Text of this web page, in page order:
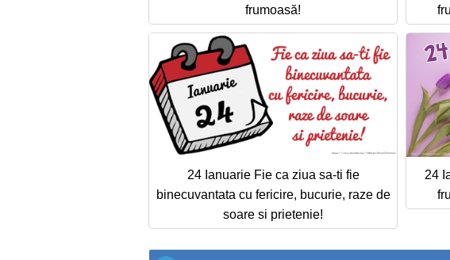
frumoasă!
24 Ianuarie Fie ca ziua sa-ti fie
binecuvantata cu fericire, bucurie, raze de
soare si prietenie!
24